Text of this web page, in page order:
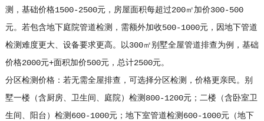
测，基础价格1500-2500元，房屋面积每超过200㎡加价300-500
元。若包含地下庭院管道检测，需额外加收500-1000元，因地下管道
检测难度更大、设备要求更高。以300㎡别墅全屋管道排查为例，基础
价格2000元+面积加价500元，总计2500元。
分区检测价格：若无需全屋排查，可选择分区检测，价格更亲民。别
墅一楼（含厨房、卫生间、庭院）检测800-1200元；二楼（含卧室卫
生间、阳台）检测600-1000元；地下室管道检测600-1000元（地下